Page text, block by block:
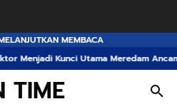
MEMBACA
Meredam Ancaman Kebakaran
TIME